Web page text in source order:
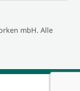
mbH. Alle